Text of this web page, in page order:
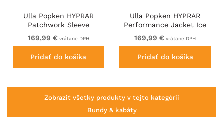
Ulla Popken HYPRAR
Patchwork Sleeve
Performance Jacket Black
169,99 € vrátane DPH
Pridať do košíka
Ulla Popken HYPRAR
Performance Jacket Ice
Green
169,99 € vrátane DPH
Pridať do košíka
Zobraziť všetky produkty v tejto kategórii
Bundy & kabáty